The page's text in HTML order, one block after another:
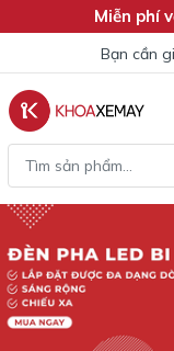
Miễn phí
Bạn cần